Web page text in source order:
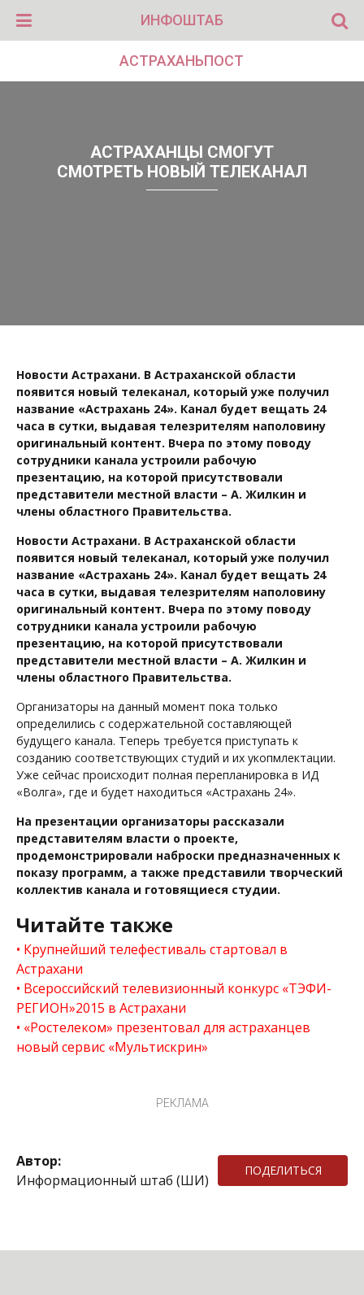
ИНФОШТАБ
АСТРАХАНЬПОСТ
АСТРАХАНЦЫ СМОГУТ
СМОТРЕТЬ НОВЫЙ ТЕЛЕКАНАЛ
Новости Астрахани. В Астраханской области
появится новый телеканал, который уже получил
название «Астрахань 24». Канал будет вещать 24
часа в сутки, выдавая телезрителям наполовину
оригинальный контент. Вчера по этому поводу
сотрудники канала устроили рабочую
презентацию, на которой присутствовали
представители местной власти – А. Жилкин и
члены областного Правительства.
Новости Астрахани. В Астраханской области
появится новый телеканал, который уже получил
название «Астрахань 24». Канал будет вещать 24
часа в сутки, выдавая телезрителям наполовину
оригинальный контент. Вчера по этому поводу
сотрудники канала устроили рабочую
презентацию, на которой присутствовали
представители местной власти – А. Жилкин и
члены областного Правительства.
Организаторы на данный момент пока только
определились с содержательной составляющей
будущего канала. Теперь требуется приступать к
созданию соответствующих студий и их укопмлектации.
Уже сейчас происходит полная перепланировка в ИД
«Волга», где и будет находиться «Астрахань 24».
На презентации организаторы рассказали
представителям власти о проекте,
продемонстрировали наброски предназначенных к
показу программ, а также представили творческий
коллектив канала и готовящиеся студии.
Читайте также
Крупнейший телефестиваль стартовал в
Астрахани
Всероссийский телевизионный конкурс «ТЭФИ-
РЕГИОН»2015 в Астрахани
«Ростелеком» презентовал для астраханцев
новый сервис «Мультискрин»
РЕКЛАМА
Автор:
Информационный штаб (ШИ)
ПОДЕЛИТЬСЯ